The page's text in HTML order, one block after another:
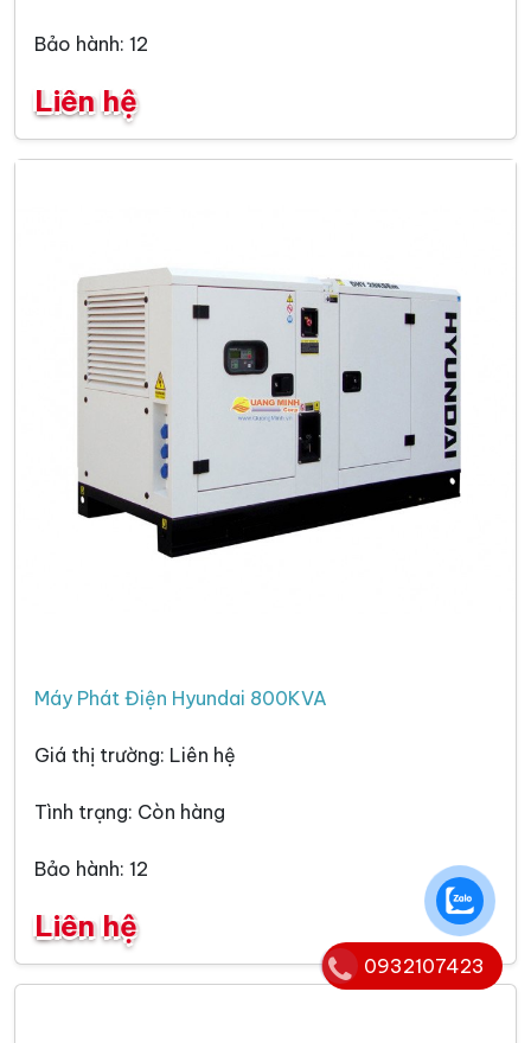
Bảo hành: 12
Liên hệ
Máy Phát Điện Hyundai 800KVA
Giá thị trường: Liên hệ
Tình trạng: Còn hàng
Bảo hành: 12
Liên hệ
0932107423